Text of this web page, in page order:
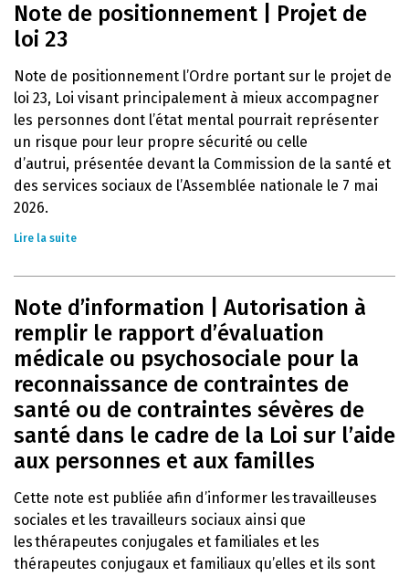
Note de positionnement | Projet de
loi 23
Note de positionnement l’Ordre portant sur le projet de
loi 23, Loi visant principalement à mieux accompagner
les personnes dont l’état mental pourrait représenter
un risque pour leur propre sécurité ou celle
d’autrui, présentée devant la Commission de la santé et
des services sociaux de l’Assemblée nationale le 7 mai
2026.
Lire la suite
Note d’information | Autorisation à
remplir le rapport d’évaluation
médicale ou psychosociale pour la
reconnaissance de contraintes de
santé ou de contraintes sévères de
santé dans le cadre de la Loi sur l’aide
aux personnes et aux familles
Cette note est publiée afin d’informer les travailleuses
sociales et les travailleurs sociaux ainsi que
les thérapeutes conjugales et familiales et les
thérapeutes conjugaux et familiaux qu’elles et ils sont